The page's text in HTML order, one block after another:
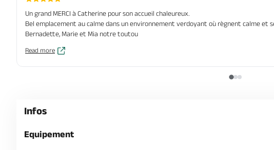
Un grand MERCI à Catherine pour son accueil chaleureux.
Bel emplacement au calme dans un environnement verdoyant où règnent calme et
Bernadette, Marie et Mia notre toutou
Read more
Infos
Equipement